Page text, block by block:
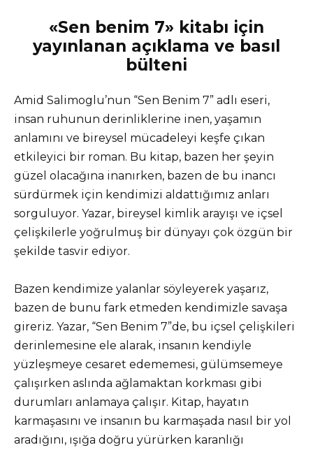
«Sen benim 7» kitabı için
yayınlanan açıklama ve basıl
bülteni
Amid Salimoglu’nun “Sen Benim 7” adlı eseri,
insan ruhunun derinliklerine inen, yaşamın
anlamını ve bireysel mücadeleyi keşfe çıkan
etkileyici bir roman. Bu kitap, bazen her şeyin
güzel olacağına inanırken, bazen de bu inancı
sürdürmek için kendimizi aldattığımız anları
sorguluyor. Yazar, bireysel kimlik arayışı ve içsel
çelişkilerle yoğrulmuş bir dünyayı çok özgün bir
şekilde tasvir ediyor.
Bazen kendimize yalanlar söyleyerek yaşarız,
bazen de bunu fark etmeden kendimizle savaşa
gireriz. Yazar, “Sen Benim 7”de, bu içsel çelişkileri
derinlemesine ele alarak, insanın kendiyle
yüzleşmeye cesaret edememesi, gülümsemeye
çalışırken aslında ağlamaktan korkması gibi
durumları anlamaya çalışır. Kitap, hayatın
karmaşasını ve insanın bu karmaşada nasıl bir yol
aradığını, ışığa doğru yürürken karanlığı